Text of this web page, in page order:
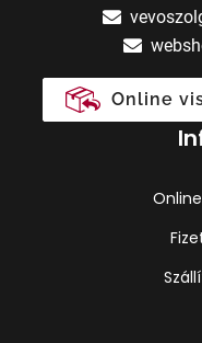
Online